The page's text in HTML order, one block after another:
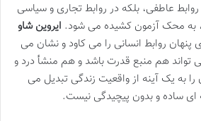
روابط عاطفی، بلکه در روابط تجاری و سیاسی
به محک آزمون کشیده می شود. ایروین شاو
روابط انسانی را می کاود و نشان می
تواند هم منبع قدرت باشد و هم منشأ درد و
به یک آینه از واقعیت زندگی تبدیل می
ای ساده و بدون پیچیدگی نیست.